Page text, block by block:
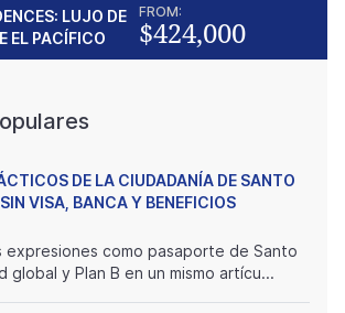
LUJO DE
EL PACÍFICO
FROM:
$424,000
DE LA CIUDADANÍA DE SANTO
VISA, BANCA Y BENEFICIOS
expresiones como pasaporte de Santo
global y Plan B en un mismo artícu...